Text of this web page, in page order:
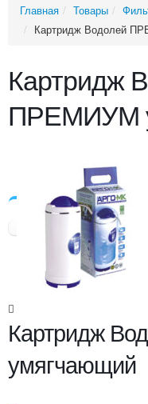
Главная Товары
Картридж Водолей
Картридж
ПРЕМИУМ
Картридж
умягчающий